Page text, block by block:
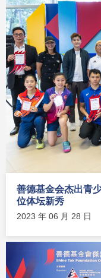
善德基金会杰出青
位体坛新秀
2023 年 06 月 28 日